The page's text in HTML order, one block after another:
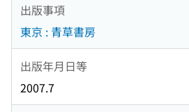
出版事項
東京 : 青草書房
出版年月日等
2007.7